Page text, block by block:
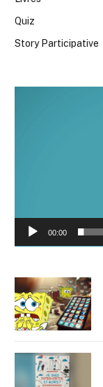
Quiz
Story Participative
00:00